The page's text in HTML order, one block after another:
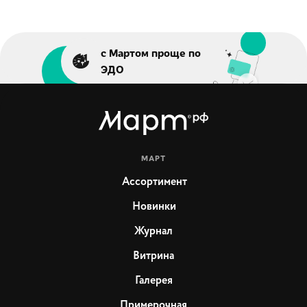
с Мартом проще по
ЭДО
МАРТ
Ассортимент
Новинки
Журнал
Витрина
Галерея